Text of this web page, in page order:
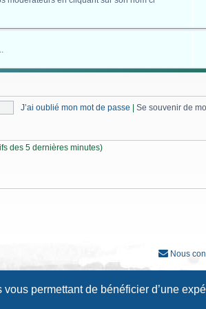
permettant de bénéficier d’une
J’ai oublié mon mot de passe | Se souvenir de
des 5 dernières minutes)
Nous
française officielle©Qiaeru